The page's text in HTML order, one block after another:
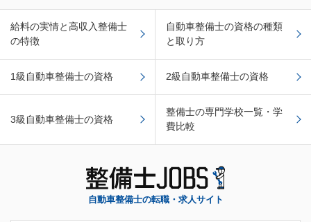
給料の実情と高収入整備士
の特徴
自動車整備士の資格の種類
と取り方
1級自動車整備士の資格 2級自動車整備士の資格
3級自動車整備士の資格
整備士の専門学校一覧・学
費比較
自動車整備士の転職・求人サイト